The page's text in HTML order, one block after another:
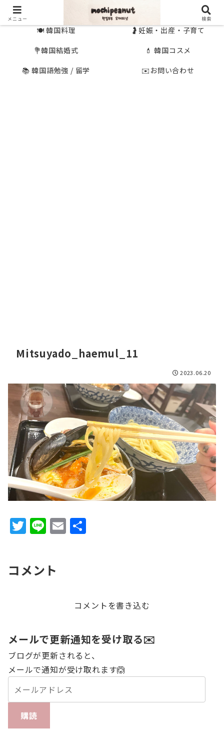
🍽 韓国料理
🤰妊娠・出産・子育て
💐韓国結婚式
💄 韓国コスメ
📚 韓国語勉強 / 留学
✉️お問い合わせ
Mitsuyado_haemul_11
2023.06.20
T
w
te
Li
n
E
m
コメント
コメントを書き込む
メールで更新通知を受け取る✉️
ブログが更新されると、
メールで通知が受け取れます🙆
購読
メニュー 検索